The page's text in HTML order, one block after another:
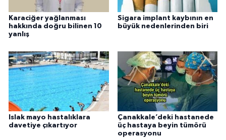
Karaciğer yağlanması
hakkında doğru bilinen 10
yanlış
Sigara implant kaybının en
büyük nedenlerinden biri
Islak mayo hastalıklara
davetiye çıkartıyor
Çanakkale’deki hastanede
üç hastaya beyin tümörü
operasyonu